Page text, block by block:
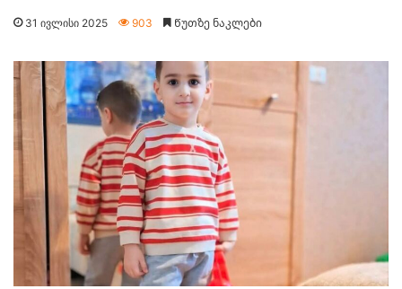
31 ივლისი 2025 903 Წუთზე ნაკლები